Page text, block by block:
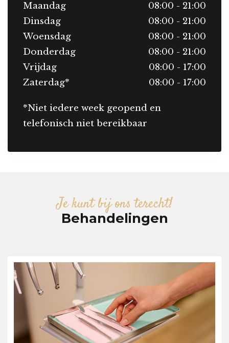
Maandag
08:00 - 21:00
Dinsdag
08:00 - 21:00
Woensdag
08:00 - 21:00
Donderdag
08:00 - 21:00
Vrijdag
08:00 - 17:00
Zaterdag*
08:00 - 17:00
*Niet iedere week geopend en
telefonisch niet bereikbaar
Je kunt bij ons terecht!
Behandelingen